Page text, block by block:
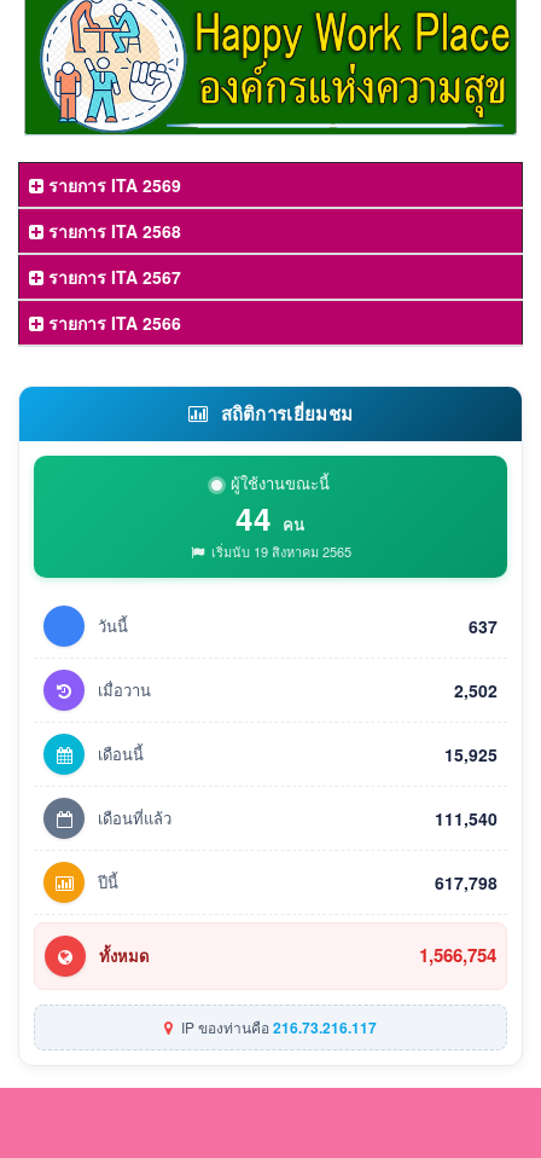
รายการ ITA 2569
รายการ ITA 2568
รายการ ITA 2567
รายการ ITA 2566
สถิติการเยี่ยมชม
ผู้ใช้งานขณะนี้
44 คน
เริ่มนับ 19 สิงหาคม 2565
วันนี้ 637
เมื่อวาน 2,502
เดือนนี้ 15,925
เดือนที่แล้ว 111,540
ปีนี้ 617,798
ทั้งหมด 1,566,754
IP ของท่านคือ216.73.216.117